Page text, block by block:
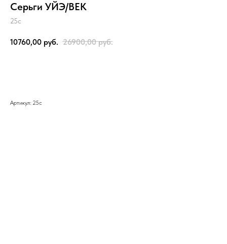
Серьги УЙЭ/ВЕК
25с
10760,00 руб. 26900,00 руб.
Артикул: 25с